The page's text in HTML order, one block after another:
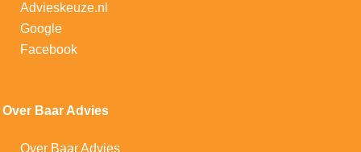
Advieskeuze.nl
Google
Facebook
Over Baar Advies
Over Baar Advies